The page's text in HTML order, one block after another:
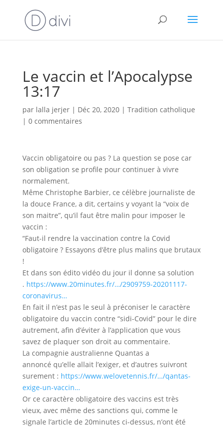
Le vaccin et l’Apocalypse
13:17
par lalla jerjer| Déc 20, 2020| Tradition catholique
| 0 commentaires
Vaccin obligatoire ou pas ? La question se pose car
son obligation se profile pour continuer à vivre
normalement.
Même Christophe Barbier, ce célèbre journaliste de
la douce France, a dit, certains y voyant la “voix de
son maitre”, qu’il faut être malin pour imposer le
vaccin :
“Faut-il rendre la vaccination contre la Covid
obligatoire ? Essayons d’être plus malins que brutaux
!
Et dans son édito vidéo du jour il donne sa solution
. https://www.20minutes.fr/…/2909759-20201117-
coronavirus…
En fait il n’est pas le seul à préconiser le caractère
obligatoire du vaccin contre “sidi-Covid” pour le dire
autrement, afin d’éviter à l’application que vous
savez de plaquer son droit au commentaire.
La compagnie australienne Quantas a
annoncé qu’elle allait l’exiger, et d’autres suivront
surement : https://www.welovetennis.fr/…/qantas-
exige-un-vaccin…
Or ce caractère obligatoire des vaccins est très
vieux, avec même des sanctions qui, comme le
signale l’article de 20minutes ci-dessus, n’ont été